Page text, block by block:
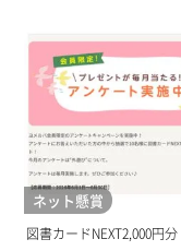
ネット懸賞
図書カードNEXT2,000円分